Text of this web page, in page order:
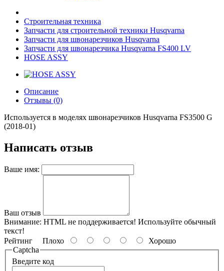
Строительная техника
Запчасти для строительной техники Husqvarna
Запчасти для швонарезчиков Husqvarna
Запчасти для швонарезчика Husqvarna FS400 LV
HOSE ASSY
Описание
Отзывы (0)
Используется в моделях швонарезчиков Husqvarna FS3500 G
(2018-01)
Написать отзыв
Ваше имя:
Ваш отзыв
Внимание: HTML не поддерживается! Используйте обычный
текст!
Рейтинг Плохо
Хорошо
Captcha
Введите код